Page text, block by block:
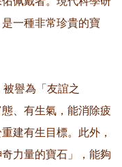
一種非常珍貴的寶
譽為「友誼之
、有生氣，能消除疲
建有生目標。此外，
力量的寶石」，能夠